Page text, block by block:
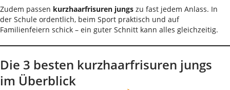
Zudem passen kurzhaarfrisuren jungs zu fast jedem Anlass. In
der Schule ordentlich, beim Sport praktisch und auf
Familienfeiern schick – ein guter Schnitt kann alles gleichzeitig.
Die 3 besten kurzhaarfrisuren jungs
im Überblick